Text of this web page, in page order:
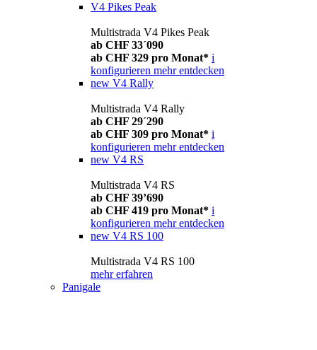
V4 Pikes Peak
Multistrada V4 Pikes Peak
ab CHF 33´090
ab CHF 329 pro Monat* i
konfigurieren mehr entdecken
new V4 Rally
Multistrada V4 Rally
ab CHF 29´290
ab CHF 309 pro Monat* i
konfigurieren mehr entdecken
new V4 RS
Multistrada V4 RS
ab CHF 39’690
ab CHF 419 pro Monat* i
konfigurieren mehr entdecken
new V4 RS 100
Multistrada V4 RS 100
mehr erfahren
Panigale